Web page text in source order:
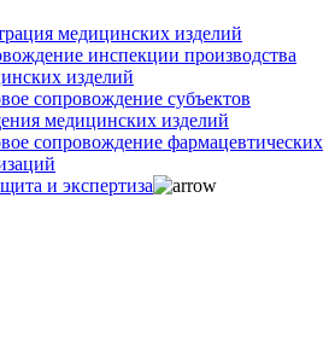
медицинских изделий
инспекции производства
изделий
сопровождение субъектов
медицинских изделий
сопровождение фармацевтических
и экспертиза